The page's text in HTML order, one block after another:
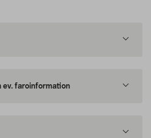
ev. faroinformation